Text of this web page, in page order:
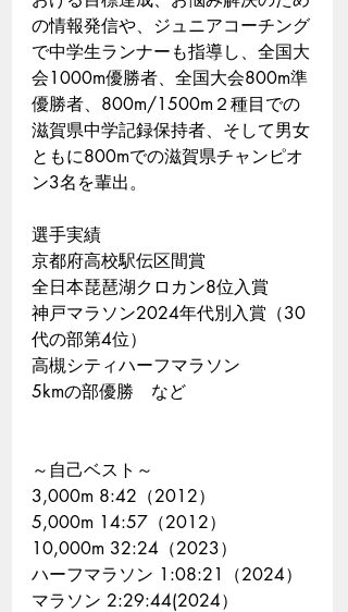
の情報発信や、ジュニアコーチング
で中学生ランナーも指導し、 全国大
会1000m優勝者、全国大会800m準
優勝者、800m/1500m２種目での
滋賀県中学記録保持者、そして男女
ともに800mでの滋賀県チャンピオ
ン3名を輩出。
選手実績
京都府高校駅伝区間賞
全日本琵琶湖クロカン8位入賞
神戸マラソン2024年代別入賞（30
代の部第4位）
高槻シティハーフマラソン
5kmの部優勝　など​​
～自己ベスト～
3,000m 8:42（2012）
5,000m 14:57（2012）
10,000m 32:24（2023）
ハーフマラソン 1:08:21（2024）
​マラソン 2:29:44(2024）